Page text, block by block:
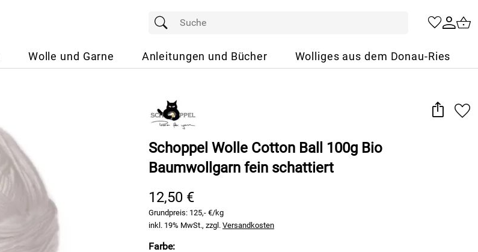
Wolle und Garne Anleitungen und Bücher Wolliges aus dem Donau-Ries
Schoppel Wolle Cotton Ball 100g Bio
Baumwollgarn fein schattiert
12,50 €
Grundpreis: 125,- €/kg
inkl. 19% MwSt., zzgl. Versandkosten
Farbe: